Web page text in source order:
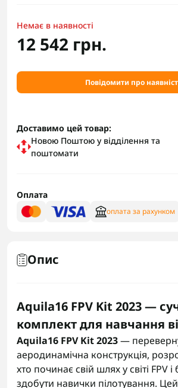
Немає в наявності
12 542 грн.
Повідомити про
Доставимо цей товар:
Новою Поштою у відділення та
поштомати
Оплата
оплата за рахунком
Опис
Aquila16 FPV Kit 2023 —
комплект для навчання
Aquila16 FPV Kit 2023—
аеродинамічна конструкція,
хто починає свій шлях у світі FPV
здобути навички пілотування.